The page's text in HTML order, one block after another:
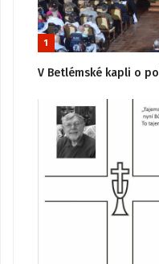
1
V Betlémské kapli o